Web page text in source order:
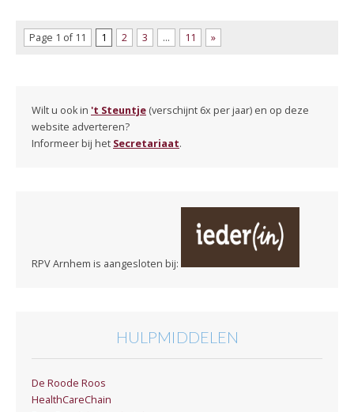
Page 1 of 11 1 2 3 … 11 »
Wilt u ook in 't Steuntje (verschijnt 6x per jaar) en op deze
website adverteren?
Informeer bij het Secretariaat.
RPV Arnhem is aangesloten bij:
HULPMIDDELEN
De Roode Roos
HealthCareChain